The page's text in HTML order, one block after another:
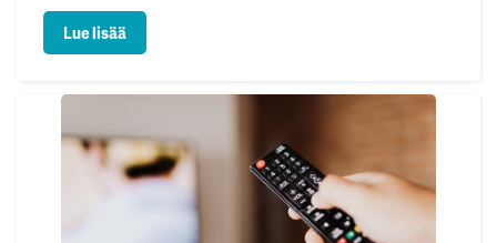
Lue lisää